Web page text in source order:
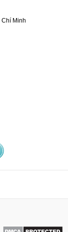
Chí Minh